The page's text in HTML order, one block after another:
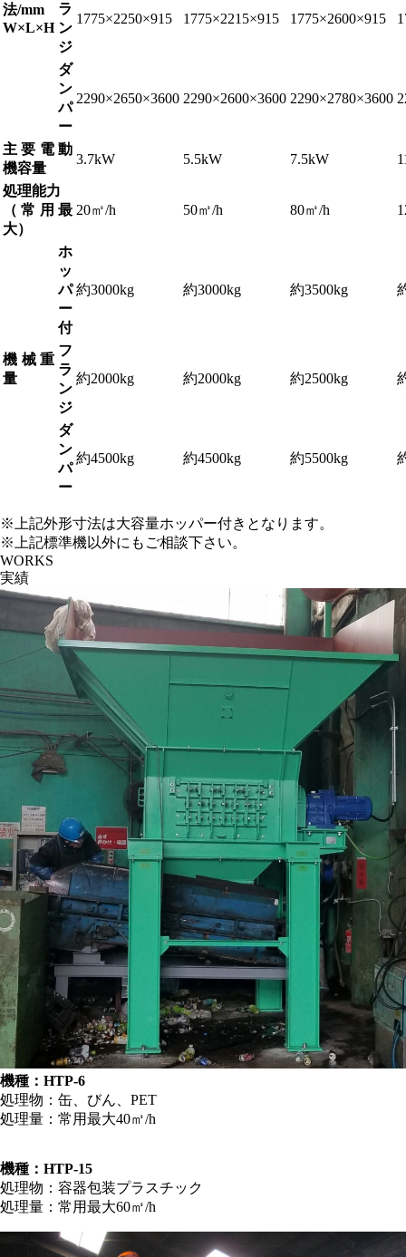
法/mm
W×L×H
ラ
ン
ジ
1775×2250×915 1775×2215×915 1775×2600×915
ダ
ン
パ
ー
2290×2650×3600 2290×2600×3600 2290×2780×3600
主要電動
機容量
3.7kW 5.5kW 7.5kW
処理能力
（常用最
大）
20㎥/h 50㎥/h 80㎥/h
機械重
量
ホ
ッ
パ
ー
付
約3000kg 約3000kg 約3500kg
フ
ラ
ン
ジ
約2000kg 約2000kg 約2500kg
ダ
ン
パ
ー
約4500kg 約4500kg 約5500kg
※上記外形寸法は大容量ホッパー付きとなります。
※上記標準機以外にもご相談下さい。
WORKS
実績
機種：HTP-6
処理物：缶、びん、PET
処理量：常用最大40㎥/h
機種：HTP-15
処理物：容器包装プラスチック
処理量：常用最大60㎥/h